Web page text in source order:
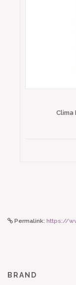
Clima
Permalink: https://
BRAND